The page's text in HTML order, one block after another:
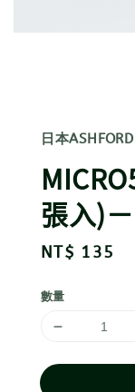
日本ASHFORD
張入)
Regular
NT$ 135
數量